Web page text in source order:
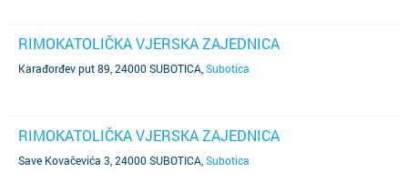
RIMOKATOLIČKA VJERSKA ZAJEDNICA
Karađorđev put 89, 24000 SUBOTICA Subotica
RIMOKATOLIČKA VJERSKA ZAJEDNICA
Save Kovačevića 3, 24000 SUBOTICA Subotica